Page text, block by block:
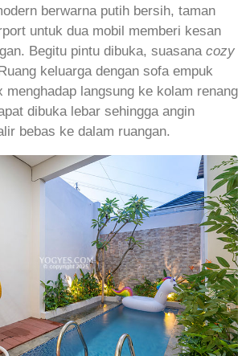
berwarna putih bersih, taman
untuk dua mobil memberi kesan
Begitu pintu dibuka, suasana cozy
keluarga dengan sofa empuk
menghadap langsung ke kolam renang
dibuka lebar sehingga angin
bebas ke dalam ruangan.